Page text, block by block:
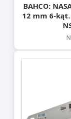
BAHCO:
12 mm 6-kąt.